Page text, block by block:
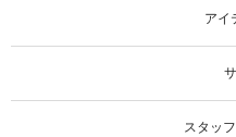
アイ
スタッ